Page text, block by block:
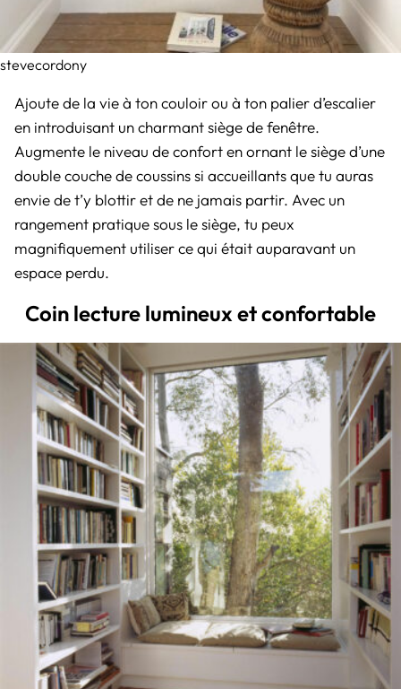
stevecordony
Ajoute de la vie à ton couloir ou à ton palier d’escalier
en introduisant un charmant siège de fenêtre.
Augmente le niveau de confort en ornant le siège d’une
double couche de coussins si accueillants que tu auras
envie de t’y blottir et de ne jamais partir. Avec un
rangement pratique sous le siège, tu peux
magnifiquement utiliser ce qui était auparavant un
espace perdu.
Coin lecture lumineux et confortable